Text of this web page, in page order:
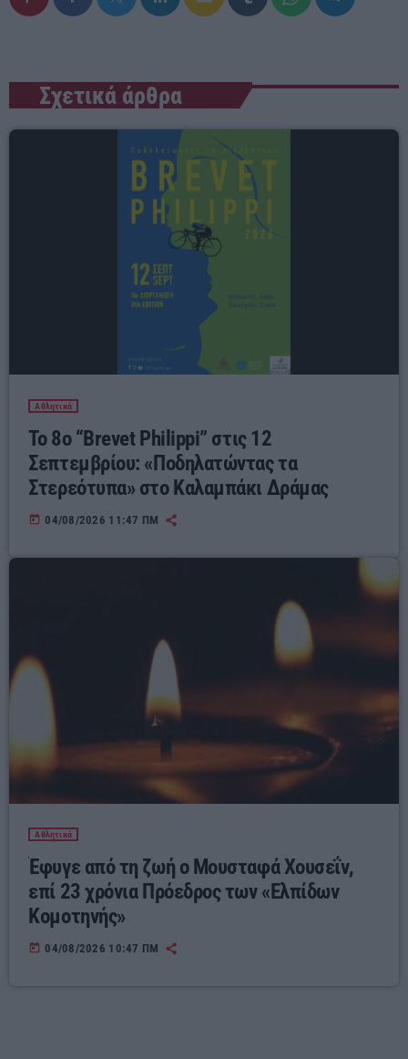
Σχετικά άρθρα
Αθλητικά
Το 8ο “Brevet Philippi” στις 12
Σεπτεμβρίου: «Ποδηλατώντας τα
Στερεότυπα» στο Καλαμπάκι Δράμας
today 04/08/2026 11:47 ΠΜ
Αθλητικά
Έφυγε από τη ζωή ο Μουσταφά Χουσεΐν,
επί 23 χρόνια Πρόεδρος των «Ελπίδων
Κομοτηνής»
today 04/08/2026 10:47 ΠΜ